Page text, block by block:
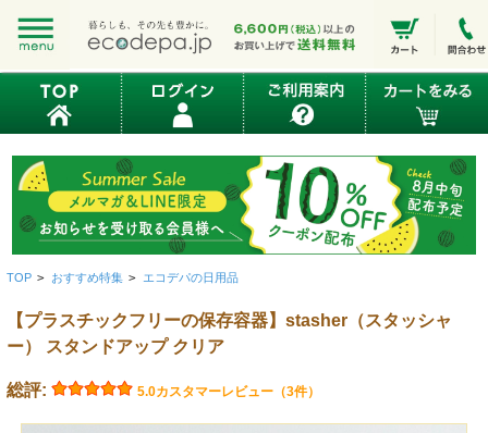
TOP > おすすめ特集 > エコデパの日用品
【プラスチックフリーの保存容器】stasher（スタッシャ
ー） スタンドアップ クリア
総評: 5.0カスタマーレビュー（3件）